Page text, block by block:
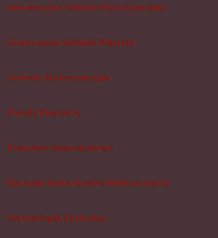
Innowacyjne Gadżety Motoryzacyjne
Nowoczesne Dodatki Wnętrza
Nowości Motoryzacyjne
Porady Kierowcy
Premiery Samochodowe
Recenzje Samochodów Elektrycznych
Technologia Na Drodze